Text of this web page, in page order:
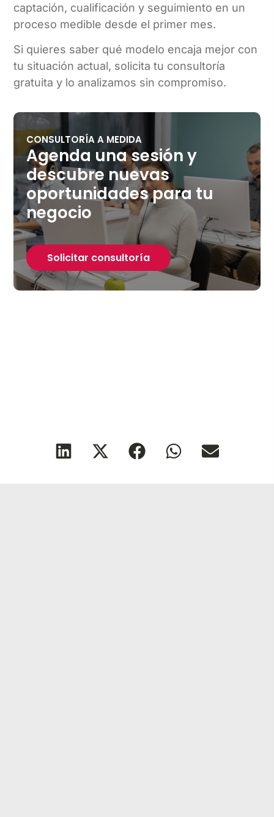
captación, cualificación y seguimiento en un
proceso medible desde el primer mes.
Si quieres saber qué modelo encaja mejor con
tu situación actual, solicita tu consultoría
gratuita y lo analizamos sin compromiso.
CONSULTORÍA A MEDIDA
Agenda una sesión y
descubre nuevas
oportunidades para tu
negocio
Solicitar consultoría